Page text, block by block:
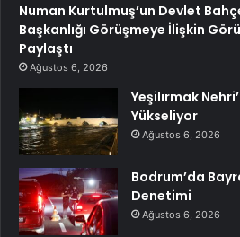
Numan Kurtulmuş’un Devlet
Başkanlığı Görüşmeye İlişkin
Paylaştı
Ağustos 6, 2026
Yeşilırmak
Yükseliyor
Ağustos 6, 2026
Bodrum’da
Denetimi
Ağustos 6, 2026